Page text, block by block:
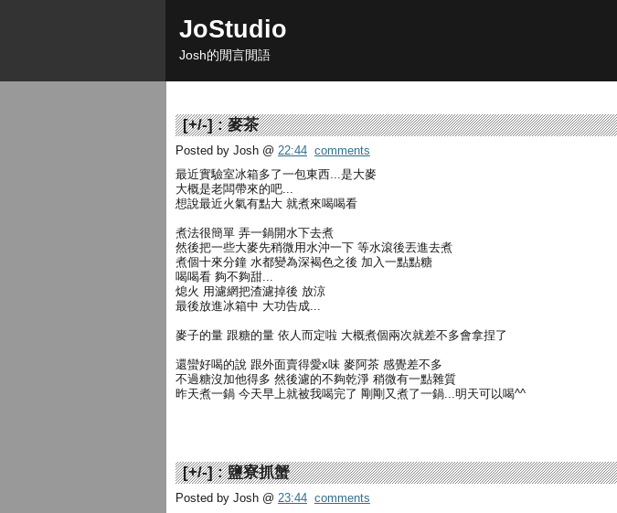
JoStudio
Josh的閒言閒語
[+/-] :麥茶
Posted by Josh @ 22:44 comments
最近實驗室冰箱多了一包東西...是大麥
大概是老闆帶來的吧...
想說最近火氣有點大 就煮來喝喝看
煮法很簡單 弄一鍋開水下去煮
然後把一些大麥先稍微用水沖一下 等水滾後丟進去煮
煮個十來分鐘 水都變為深褐色之後 加入一點點糖
喝喝看 夠不夠甜...
熄火 用濾網把渣濾掉後 放涼
最後放進冰箱中 大功告成...
麥子的量 跟糖的量 依人而定啦 大概煮個兩次就差不多會拿捏了
還蠻好喝的說 跟外面賣得愛x味 麥阿茶 感覺差不多
不過糖沒加他得多 然後濾的不夠乾淨 稍微有一點雜質
昨天煮一鍋 今天早上就被我喝完了 剛剛又煮了一鍋...明天可以喝^^
[+/-] :鹽寮抓蟹
Posted by Josh @ 23:44 comments